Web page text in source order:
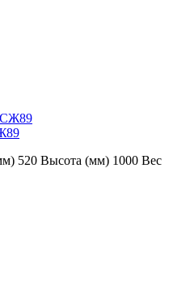
520 Высота (мм) 1000 Вес